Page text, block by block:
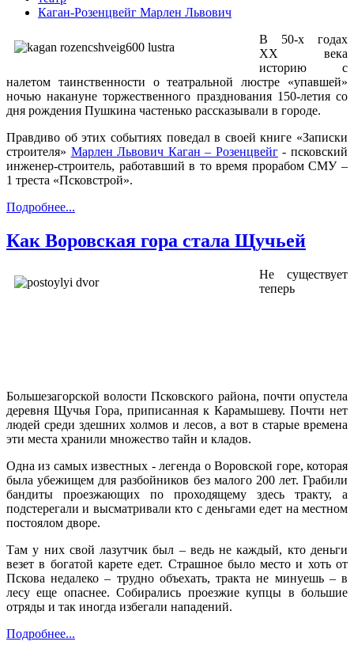
Каган-Розенцвейг Марлен Львович
В 50-х годах
XX века
историю с
налетом таинственности о театральной люстре «упавшей»
ночью накануне торжественного празднования 150-летия со
дня рождения Пушкина частенько рассказывали в городе.
Правдиво об этих событиях поведал в своей книге «Записки
строителя» Марлен Львович Каган – Розенцвейг- псковский
инженер-строитель, работавший в то время прорабом СМУ –
1 треста «Псковстрой».
Подробнее...
Как Воровская гора стала Щучьей
Не существует
теперь
Большезагорской волости Псковского района, почти опустела
деревня Щучья Гора, приписанная к Карамышеву. Почти нет
людей среди здешних холмов и лесов, а вот в старые времена
эти места хранили множество тайн и кладов.
Одна из самых известных - легенда о Воровской горе, которая
была убежищем для разбойников без малого 200 лет. Грабили
бандиты проезжающих по проходящему здесь тракту, а
подстерегали и высматривали кто с деньгами едет на местном
постоялом дворе.
Там у них свой лазутчик был – ведь не каждый, кто деньги
везет в богатой карете едет. Страшное было место и хоть от
Пскова недалеко – трудно объехать, тракта не минуешь – в
лесу еще опаснее. Собирались проезжие купцы в большие
отряды и так иногда избегали нападений.
Подробнее...